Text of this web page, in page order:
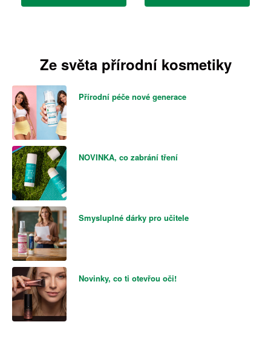
Ze světa přírodní kosmetiky
Přírodní péče nové generace
NOVINKA, co zabrání tření
Smysluplné dárky pro učitele
Novinky, co ti otevřou oči!